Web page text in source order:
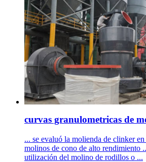
curvas granulometricas de
... se evaluó la molienda de clinker
molinos de cono de alto rendimiento
utilización del molino de rodillos o ...